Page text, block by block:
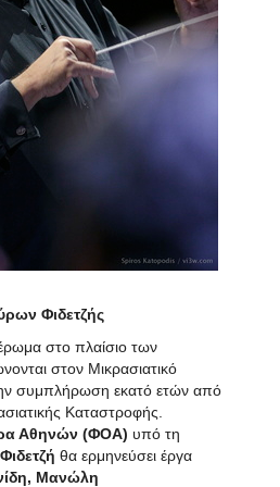
Φιδετζής
στο πλαίσιο των
στον Μικρασιατικό
συμπλήρωση εκατό ετών από
Καταστροφής.
Αθηνών (ΦΟΑ) υπό τη
θα ερμηνεύσει έργα
Μανώλη